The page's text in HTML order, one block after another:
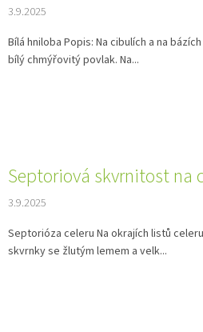
3.9.2025
Bílá hniloba Popis: Na cibulích a na
bílý chmýřovitý povlak. Na...
Septoriová skvrnitost na
3.9.2025
Septorióza celeru Na okrajích listů
skvrnky se žlutým lemem a velk...